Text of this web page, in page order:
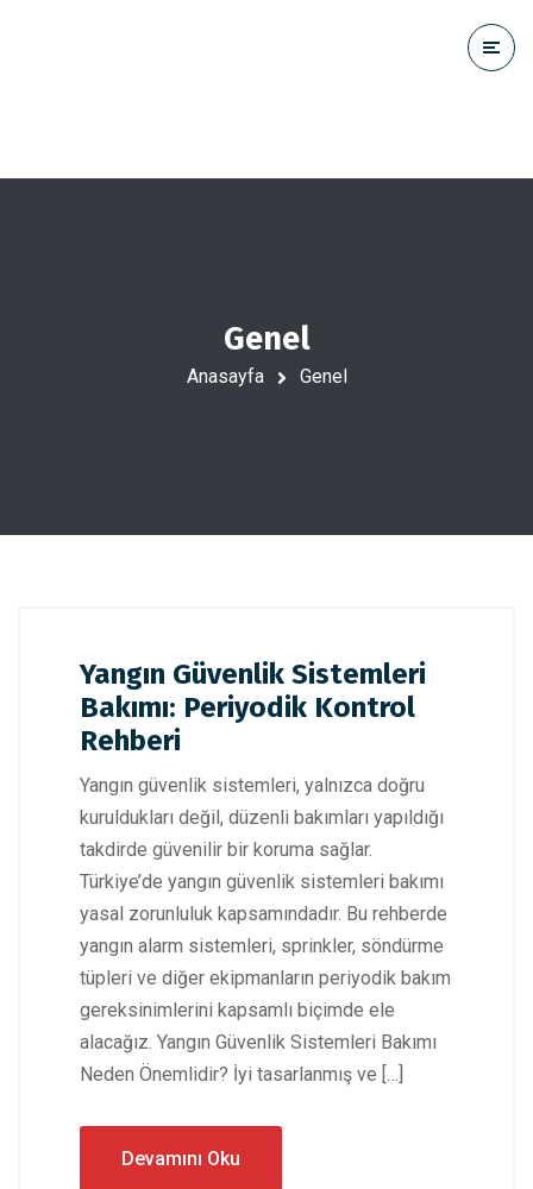
Genel
Anasayfa Genel
Yangın Güvenlik Sistemleri
Bakımı: Periyodik Kontrol
Rehberi
Yangın güvenlik sistemleri, yalnızca doğru
kuruldukları değil, düzenli bakımları yapıldığı
takdirde güvenilir bir koruma sağlar.
Türkiye’de yangın güvenlik sistemleri bakımı
yasal zorunluluk kapsamındadır. Bu rehberde
yangın alarm sistemleri, sprinkler, söndürme
tüpleri ve diğer ekipmanların periyodik bakım
gereksinimlerini kapsamlı biçimde ele
alacağız. Yangın Güvenlik Sistemleri Bakımı
Neden Önemlidir? İyi tasarlanmış ve […]
Devamını Oku